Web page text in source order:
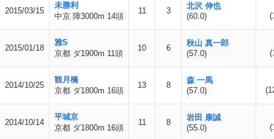
2015/03/15
未勝利
中京 障3000m 14頭
11 3
北沢 伸也
(60.0)
2015/01/18
雅S
京都 ダ1900m 11頭
10 6
秋山 真一郎
(57.0)
2014/10/25
観月橋
京都 ダ1800m 16頭
13 8
森 一馬
(57.0)
2014/10/14
平城京
京都 ダ1800m 16頭
11 8
岩田 康誠
(55.0)